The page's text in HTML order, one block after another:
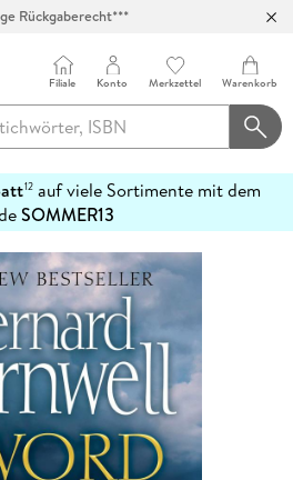
Rückgaberecht***
Filiale Konto Merkzettel Warenkorb
12auf viele Sortimente mit dem
SOMMER13